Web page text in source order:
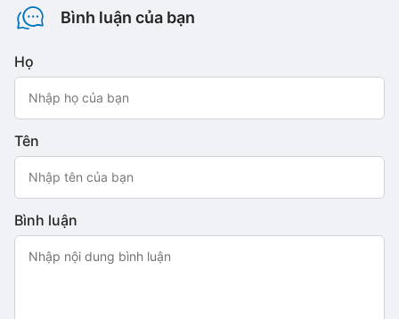
Bình luận của bạn
Họ
Tên
Bình luận